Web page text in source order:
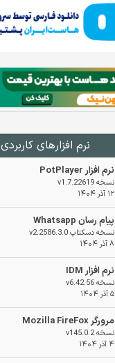
نرم افزار‌های کاربردی
نرم افزار PotPlayer
نسخه v1.7.22619
۱۲ آذر ۱۴۰۴
پیام رسان Whatsapp
نسخه دسکتاپ v2.2586.3.0
۸ آذر ۱۴۰۴
نرم افزار IDM
نسخه v6.42.56
۵ آذر ۱۴۰۴
مرورگر Mozilla FireFox
نسخه v145.0.2
۴ آذر ۱۴۰۴